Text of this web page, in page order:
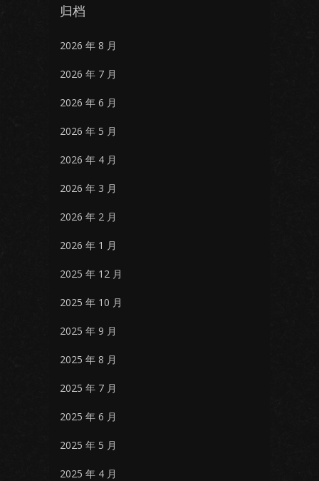
归档
2026 年 8 月
2026 年 7 月
2026 年 6 月
2026 年 5 月
2026 年 4 月
2026 年 3 月
2026 年 2 月
2026 年 1 月
2025 年 12 月
2025 年 10 月
2025 年 9 月
2025 年 8 月
2025 年 7 月
2025 年 6 月
2025 年 5 月
2025 年 4 月